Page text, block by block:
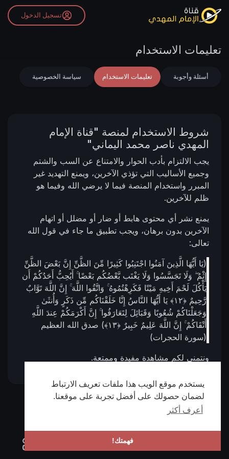
يستخدم موقع الويب هذا ملفات تعريف الارتباط
لضمان حصولك على أفضل تجربة على موقعنا.
أعرف أكثر
فهمتك!
تسجيل الدخول
تعليمات الاستخدام
أسئلة وأجوبة تعليمات الاستخدام سياسة الخصوصية
شروط الاستخدام لمنصة "قناة الإمام
المهدي ناصر محمد اليماني"
يجب الالتزام بأدب الحوار والامتناع عن السب والشتم
وجميع الأساليب التي تؤذي الآخرين، ويمنع التهديد غير
المبرر واستخدام المنصة فيما لا يرضي الله وفيما هو
ظلم للآخرين.
يمنع نشر أي محتوى هابط أو ضار أو مضلل أو اتهام
الآخرين بدون برهان، ويجب تطبيق ما جاء في قول الله
تعالى:
(يَا أَيُّهَا الَّذِينَ آمَنُوا اجْتَنِبُوا كَثِيرًا مِّنَ الظَّنِّ إِنَّ بَعْضَ الظَّنِّ
إِثْمٌ ۖ وَلَا تَجَسَّسُوا وَلَا يَغْتَب بَّعْضُكُم بَعْضًا ۚ أَيُحِبُّ أَحَدُكُمْ أَن
يَأْكُلَ لَحْمَ أَخِيهِ مَيْتًا فَكَرِهْتُمُوهُ ۚ وَاتَّقُوا اللَّهَ ۚ إِنَّ اللَّهَ تَوَّابٌ
رَّحِيمٌ ‎﴿١٢﴾‏ يَا أَيُّهَا النَّاسُ إِنَّا خَلَقْنَاكُم مِّن ذَكَرٍ وَأُنثَىٰ
وَجَعَلْنَاكُمْ شُعُوبًا وَقَبَائِلَ لِتَعَارَفُوا ۚ إِنَّ أَكْرَمَكُمْ عِندَ اللَّهِ
أَتْقَاكُمْ ۚ إِنَّ اللَّهَ عَلِيمٌ خَبِيرٌ ‎﴿١٣﴾) صدق الله العظيم
(سورة الحجرات)
ونتمنى لكم مشاهدة مفيدة وممتعة.